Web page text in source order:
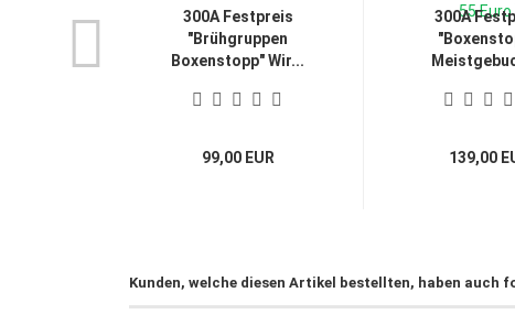
300A Festpreis
"Brühgruppen
Boxenstopp" Wir...
99,00 EUR
300A
139,00
Kunden, welche diesen Artikel bestellten, haben auch